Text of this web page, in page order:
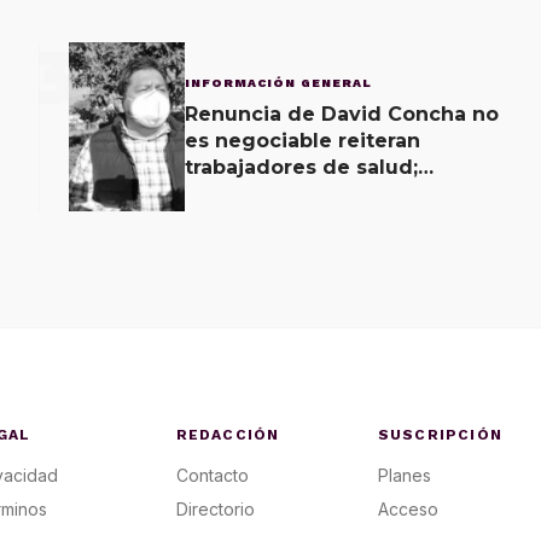
3 INFORMACIÓN GENERAL
Renuncia de David Concha no
es negociable reiteran
trabajadores de salud;
REDACCIÓN
Contacto
Directorio
SUSCRIPCIÓN
Planes
Acceso